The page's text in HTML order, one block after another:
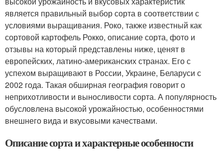
является правильный выбор сорта в соответствии с
условиями выращивания. Роко, также известный как
сортовой картофель Рокко, описание сорта, фото и
отзывы на который представлены ниже, ценят в
европейских, латино-американских странах. Его с
успехом выращивают в России, Украине, Беларуси с
2002 года. Такая обширная география говорит о
неприхотливости и выносливости сорта. А популярность
обусловлена высокой урожайностью, особенностями
внешнего вида и вкусовыми качествами.
Описание сорта и характерные особенности